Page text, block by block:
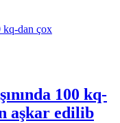
100 kq-
aşkar edilib